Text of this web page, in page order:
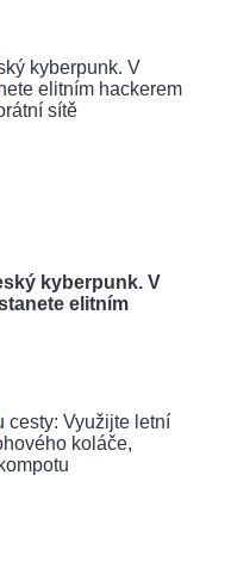
kyberpunk. V
elitním